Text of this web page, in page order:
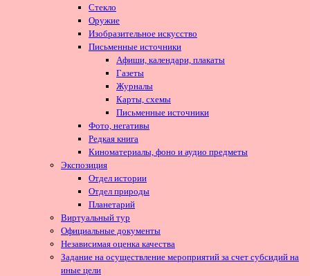
Стекло
Оружие
Изобразительное искусство
Письменные источники
Афиши, календари, плакаты
Газеты
Журналы
Карты, схемы
Письменные источники
Фото, негативы
Редкая книга
Киноматериалы, фоно и аудио предметы
Экспозиция
Отдел истории
Отдел природы
Планетарий
Виртуальный тур
Официальные документы
Независимая оценка качества
Задание на осуществление мероприятий за счет субсидий на
иные цели